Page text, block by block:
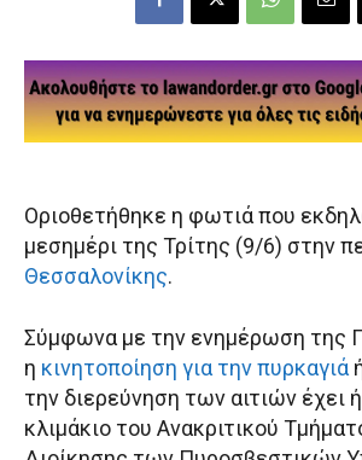
Οριοθετήθηκε η φωτιά που
μεσημέρι της Τρίτης (9/6) στην
Θεσσαλονίκης.
Σύμφωνα με την ενημέρωση της
η κινητοποίηση για την πυρκαγιά
την διερεύνηση των αιτιών έχει
κλιμάκιο του Ανακριτικού